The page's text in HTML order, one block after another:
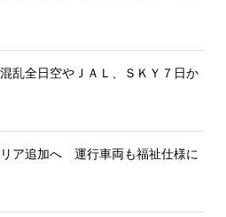
乱全日空やＪＡＬ、ＳＫＹ７日か
ア追加へ 運行車両も福祉仕様に